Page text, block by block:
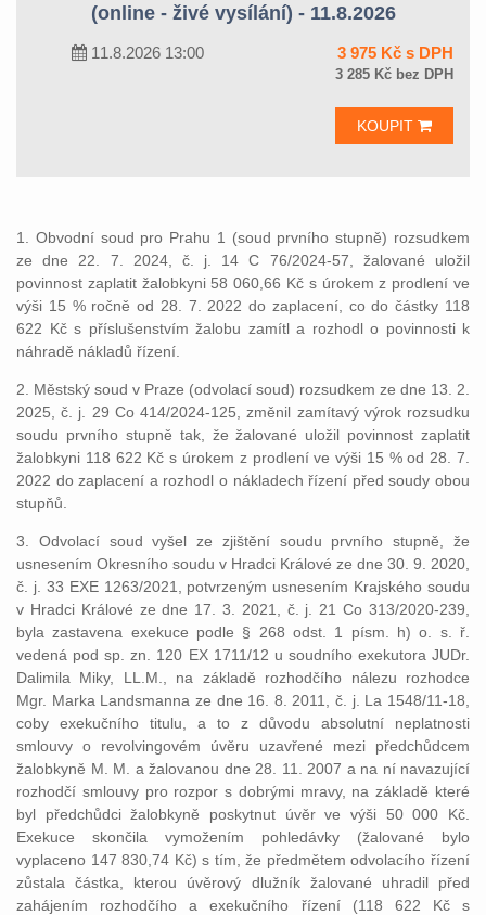
(online - živé vysílání) - 11.8.2026
11.8.2026 13:00 3 975 Kč s DPH
3 285 Kč bez DPH
KOUPIT
1. Obvodní soud pro Prahu 1 (soud prvního stupně) rozsudkem
ze dne 22. 7. 2024, č. j. 14 C 76/2024-57, žalované uložil
povinnost zaplatit žalobkyni 58 060,66 Kč s úrokem z prodlení ve
výši 15 % ročně od 28. 7. 2022 do zaplacení, co do částky 118
622 Kč s příslušenstvím žalobu zamítl a rozhodl o povinnosti k
náhradě nákladů řízení.
2. Městský soud v Praze (odvolací soud) rozsudkem ze dne 13. 2.
2025, č. j. 29 Co 414/2024-125, změnil zamítavý výrok rozsudku
soudu prvního stupně tak, že žalované uložil povinnost zaplatit
žalobkyni 118 622 Kč s úrokem z prodlení ve výši 15 % od 28. 7.
2022 do zaplacení a rozhodl o nákladech řízení před soudy obou
stupňů.
3. Odvolací soud vyšel ze zjištění soudu prvního stupně, že
usnesením Okresního soudu v Hradci Králové ze dne 30. 9. 2020,
č. j. 33 EXE 1263/2021, potvrzeným usnesením Krajského soudu
v Hradci Králové ze dne 17. 3. 2021, č. j. 21 Co 313/2020-239,
byla zastavena exekuce podle § 268 odst. 1 písm. h) o. s. ř.
vedená pod sp. zn. 120 EX 1711/12 u soudního exekutora JUDr.
Dalimila Miky, LL.M., na základě rozhodčího nálezu rozhodce
Mgr. Marka Landsmanna ze dne 16. 8. 2011, č. j. La 1548/11-18,
coby exekučního titulu, a to z důvodu absolutní neplatnosti
smlouvy o revolvingovém úvěru uzavřené mezi předchůdcem
žalobkyně M. M. a žalovanou dne 28. 11. 2007 a na ní navazující
rozhodčí smlouvy pro rozpor s dobrými mravy, na základě které
byl předchůdci žalobkyně poskytnut úvěr ve výši 50 000 Kč.
Exekuce skončila vymožením pohledávky (žalované bylo
vyplaceno 147 830,74 Kč) s tím, že předmětem odvolacího řízení
zůstala částka, kterou úvěrový dlužník žalované uhradil před
zahájením rozhodčího a exekučního řízení (118 622 Kč s